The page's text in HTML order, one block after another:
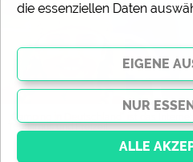
„Camping in Deutschland“ ist das
Tourismus und Freizeit.
die essenziellen Daten